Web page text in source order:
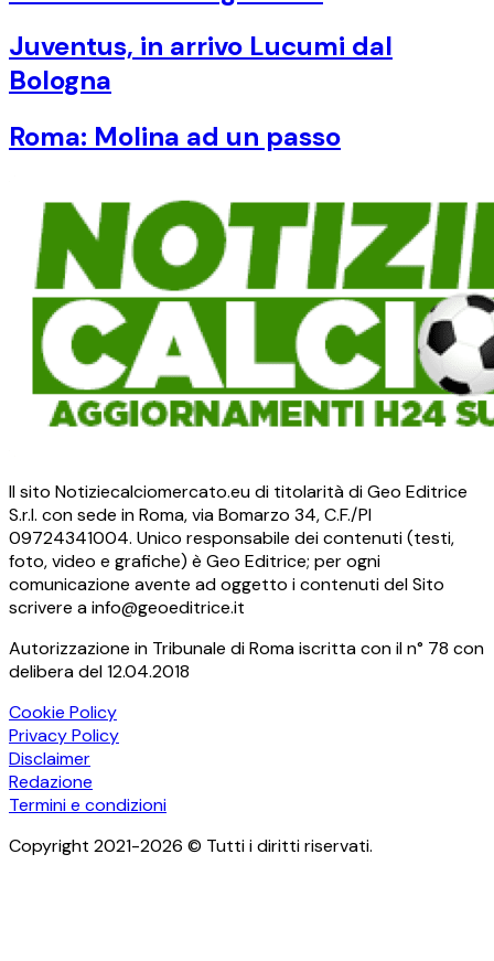
Juventus, in arrivo Lucumi dal
Bologna
Roma: Molina ad un passo
Il sito Notiziecalciomercato.eu di titolarità di Geo Editrice
S.r.l. con sede in Roma, via Bomarzo 34, C.F./PI
09724341004. Unico responsabile dei contenuti (testi,
foto, video e grafiche) è Geo Editrice; per ogni
comunicazione avente ad oggetto i contenuti del Sito
scrivere a info@geoeditrice.it
Autorizzazione in Tribunale di Roma iscritta con il n° 78 con
delibera del 12.04.2018
Cookie Policy
Privacy Policy
Disclaimer
Redazione
Termini e condizioni
Copyright 2021-2026 © Tutti i diritti riservati.